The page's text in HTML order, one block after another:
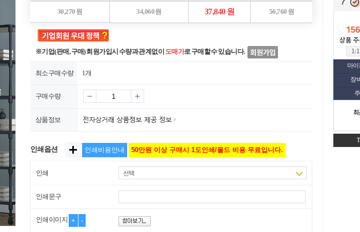
마
장
30,270 원 34,060 원 37,840 원 56,760 원
※기업(판매, 구매) 회원가입시 수량과 관계없이 도매가로 구매할 수 있습니다.
최소구매수량 1개
구매수량
상품정보
인쇄옵션 인쇄비용안내 50만원 이상 구매시 1도인쇄/몰드 비용 무료입니다.
인쇄 선택
인쇄문구
인쇄이미지 + -